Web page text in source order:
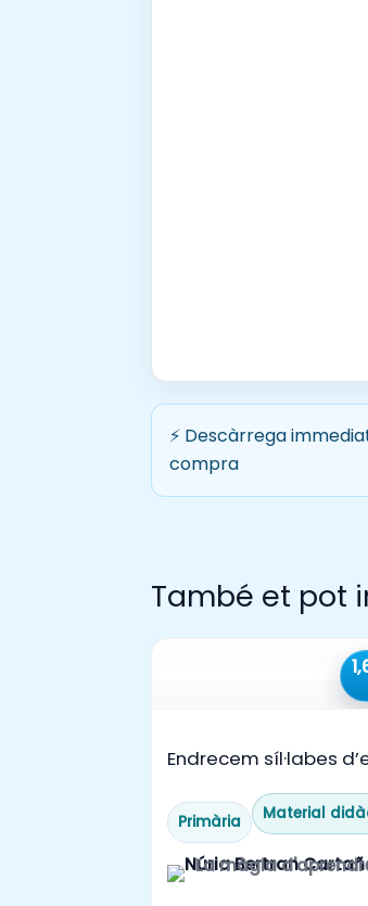
⚡ Descàrrega
compra
També et pot
Endrecem síl·labes
Primària Material
La màgia